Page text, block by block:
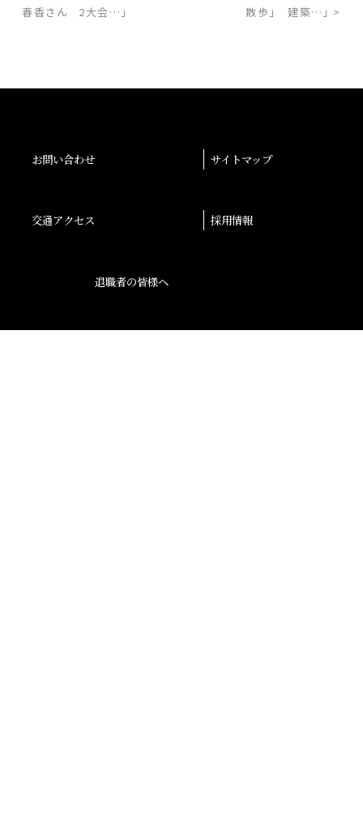
春香さん 2大会…」
散歩」 建築…」 >
お問い合わせ サイトマップ
交通アクセス 採用情報
退職者の皆様へ